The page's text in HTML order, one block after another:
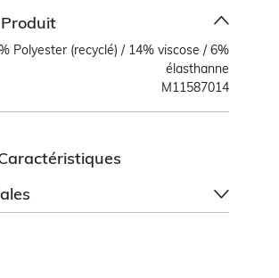
Polyester (recyclé) / 14% viscose / 6%
élasthanne
M11587014